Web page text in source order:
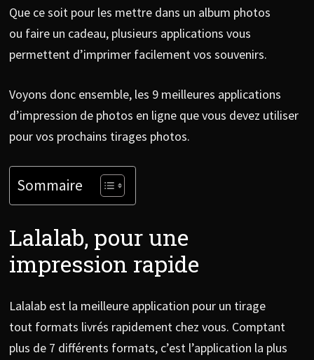
Que ce soit pour les mettre dans un album photos
ou faire un cadeau, plusieurs applications vous
permettent d’imprimer facilement vos souvenirs.
Voyons donc ensemble, les 9 meilleures applications
d’impression de photos en ligne que vous devez utiliser
pour vos prochains tirages photos.
Sommaire
Lalalab, pour une
impression rapide
Lalalab est la meilleure application pour un tirage
tout formats livrés rapidement chez vous. Comptant
plus de 7 différents formats, c’est l’application la plus